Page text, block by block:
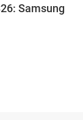
Samsung